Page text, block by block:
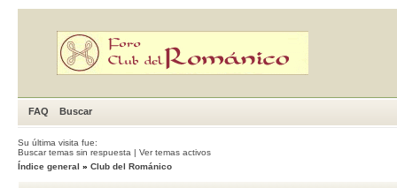
FAQ Buscar
Su última visita fue:
Buscar temas sin respuesta | Ver temas activos
Índice general » Club del Románico